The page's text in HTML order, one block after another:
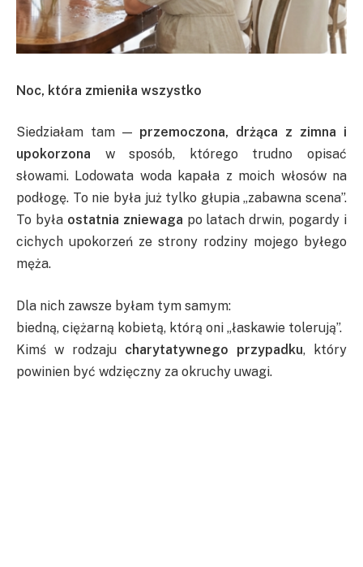
Noc, która zmieniła wszystko
Siedziałam tam — przemoczona, drżąca z zimna i
upokorzona w sposób, którego trudno opisać
słowami. Lodowata woda kapała z moich włosów na
podłogę. To nie była już tylko głupia „zabawna scena”.
To była ostatnia zniewaga po latach drwin, pogardy i
cichych upokorzeń ze strony rodziny mojego byłego
męża.
Dla nich zawsze byłam tym samym:
biedną, ciężarną kobietą, którą oni „łaskawie tolerują”.
Kimś w rodzaju charytatywnego przypadku, który
powinien być wdzięczny za okruchy uwagi.